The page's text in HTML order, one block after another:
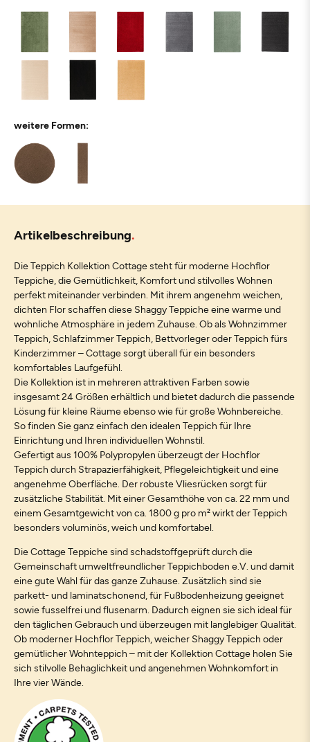
weitere Formen:
Artikelbeschreibung
Die Teppich Kollektion Cottage steht für moderne Hochflor
Teppiche, die Gemütlichkeit, Komfort und stilvolles Wohnen
perfekt miteinander verbinden. Mit ihrem angenehm weichen,
dichten Flor schaffen diese Shaggy Teppiche eine warme und
wohnliche Atmosphäre in jedem Zuhause. Ob als Wohnzimmer
Teppich, Schlafzimmer Teppich, Bettvorleger oder Teppich fürs
Kinderzimmer – Cottage sorgt überall für ein besonders
komfortables Laufgefühl.
Die Kollektion ist in mehreren attraktiven Farben sowie
insgesamt 24 Größen erhältlich und bietet dadurch die passende
Lösung für kleine Räume ebenso wie für große Wohnbereiche.
So finden Sie ganz einfach den idealen Teppich für Ihre
Einrichtung und Ihren individuellen Wohnstil.
Gefertigt aus 100% Polypropylen überzeugt der Hochflor
Teppich durch Strapazierfähigkeit, Pflegeleichtigkeit und eine
angenehme Oberfläche. Der robuste Vliesrücken sorgt für
zusätzliche Stabilität. Mit einer Gesamthöhe von ca. 22 mm und
einem Gesamtgewicht von ca. 1800 g pro m² wirkt der Teppich
besonders voluminös, weich und komfortabel.
Die Cottage Teppiche sind schadstoffgeprüft durch die
Gemeinschaft umweltfreundlicher Teppichboden e.V. und damit
eine gute Wahl für das ganze Zuhause. Zusätzlich sind sie
parkett- und laminatschonend, für Fußbodenheizung geeignet
sowie fusselfrei und flusenarm. Dadurch eignen sie sich ideal für
den täglichen Gebrauch und überzeugen mit langlebiger Qualität.
Ob moderner Hochflor Teppich, weicher Shaggy Teppich oder
gemütlicher Wohnteppich – mit der Kollektion Cottage holen Sie
sich stilvolle Behaglichkeit und angenehmen Wohnkomfort in
Ihre vier Wände.